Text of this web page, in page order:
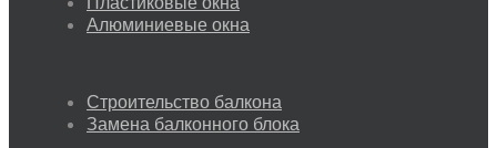
Алюминиевые окна
Строительство балкона
Замена балконного блока